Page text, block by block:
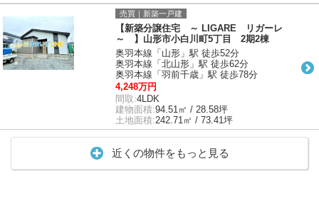
売買｜新築一戸建
【新築分譲住宅 ～ LIGARE リガーレ
～ 】山形市小白川町5丁目 2期2棟
奥羽本線「山形」駅 徒歩52分
奥羽本線「北山形」駅 徒歩62分
奥羽本線「羽前千歳」駅 徒歩78分
4,248万円
間取:4LDK
建物面積:94.51㎡ / 28.58坪
土地面積:242.71㎡ / 73.41坪
近くの物件をもっと見る